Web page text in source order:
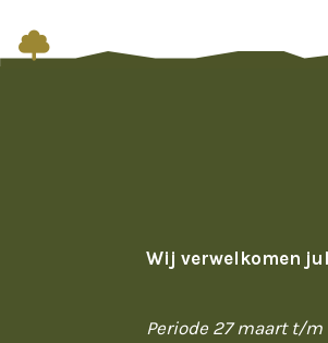

Wij verwelkomen
Periode 27 maart t/